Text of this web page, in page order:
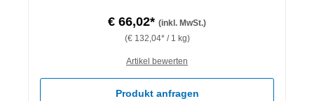
€ 66,02* (inkl. MwSt.)
(€ 132,04* / 1 kg)
Artikel bewerten
Produkt anfragen